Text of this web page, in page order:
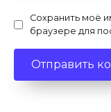
Сохранить моё
браузере для